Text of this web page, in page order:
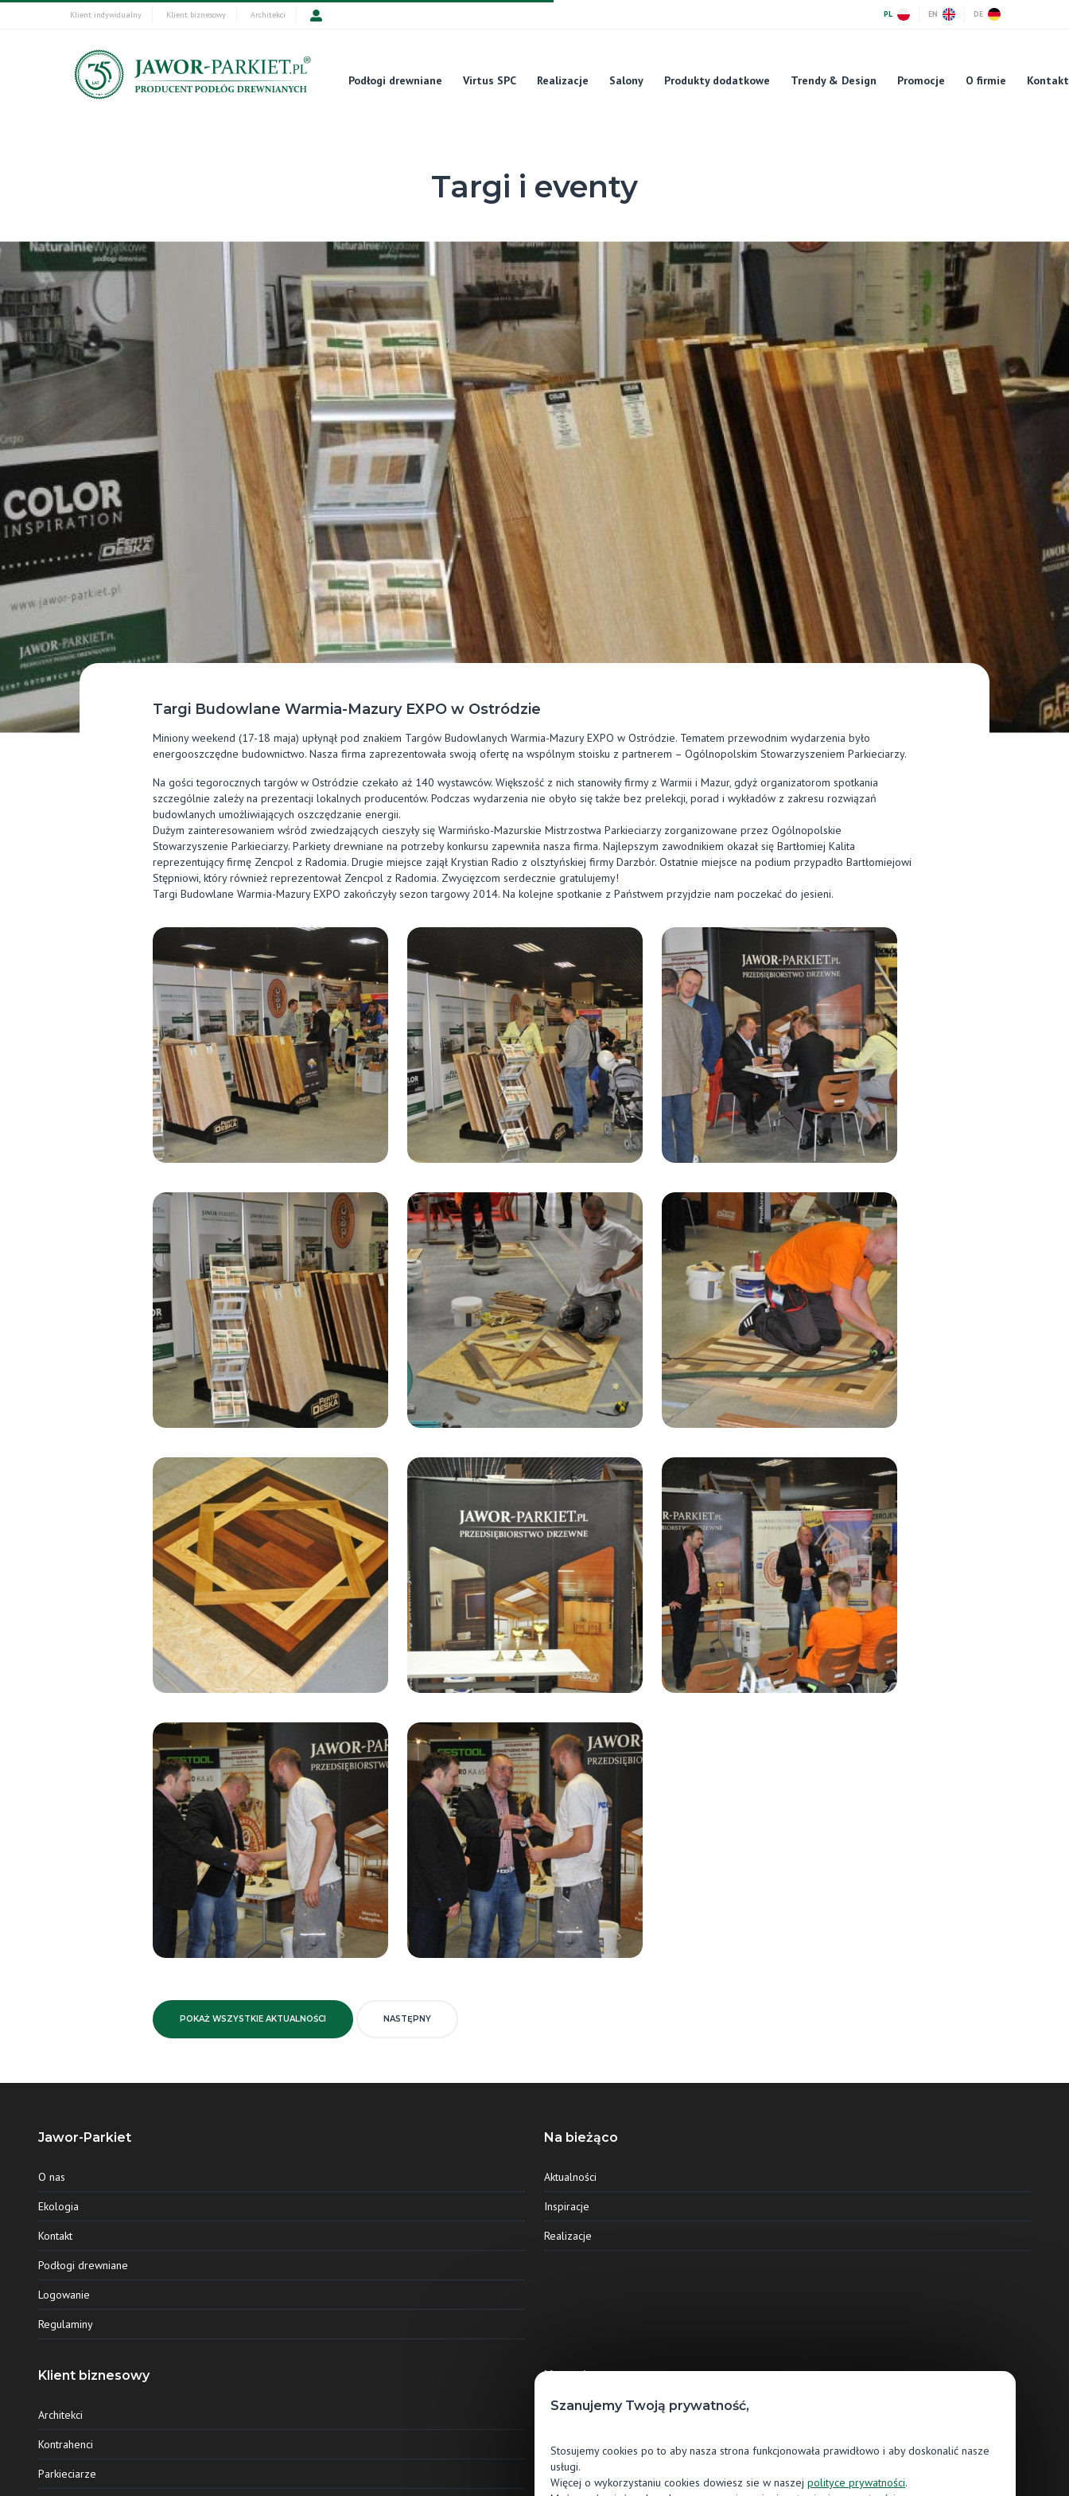
Klient indywidualny Klient biznesowy Architekci PL EN DE
Podłogi drewniane Virtus SPC Realizacje Salony Produkty dodatkowe Trendy & Design Promocje O firmie Kontakt
Targi i eventy
Start Aktualności Targi i eventy Targi Budowlane Warmia-Mazury EXPO w Ostródzie
Targi Budowlane Warmia-Mazury EXPO w Ostródzie
Miniony weekend (17-18 maja) upłynął pod znakiem Targów Budowlanych Warmia-Mazury EXPO w Ostródzie. Tematem przewodnim wydarzenia było
energooszczędne budownictwo. Nasza firma zaprezentowała swoją ofertę na wspólnym stoisku z partnerem – Ogólnopolskim Stowarzyszeniem Parkieciarzy.
Na gości tegorocznych targów w Ostródzie czekało aż 140 wystawców. Większość z nich stanowiły firmy z Warmii i Mazur, gdyż organizatorom spotkania
szczególnie zależy na prezentacji lokalnych producentów. Podczas wydarzenia nie obyło się także bez prelekcji, porad i wykładów z zakresu rozwiązań
budowlanych umożliwiających oszczędzanie energii.
Dużym zainteresowaniem wśród zwiedzających cieszyły się Warmińsko-Mazurskie Mistrzostwa Parkieciarzy zorganizowane przez Ogólnopolskie
Stowarzyszenie Parkieciarzy. Parkiety drewniane na potrzeby konkursu zapewniła nasza firma. Najlepszym zawodnikiem okazał się Bartłomiej Kalita
reprezentujący firmę Zencpol z Radomia. Drugie miejsce zajął Krystian Radio z olsztyńskiej firmy Darzbór. Ostatnie miejsce na podium przypadło Bartłomiejowi
Stępniowi, który również reprezentował Zencpol z Radomia. Zwycięzcom serdecznie gratulujemy!
Targi Budowlane Warmia-Mazury EXPO zakończyły sezon targowy 2014. Na kolejne spotkanie z Państwem przyjdzie nam poczekać do jesieni.
POKAŻ WSZYSTKIE AKTUALNOŚCI NASTĘPNY
Jawor-Parkiet
O nas
Ekologia
Kontakt
Podłogi drewniane
Logowanie
Regulaminy
Na bieżąco
Aktualności
Inspiracje
Realizacje
Klient biznesowy
Architekci
Kontrahenci
Parkieciarze
Kontakt
Jawor-Parkiet sp. z o.o.
ul. Grunwaldzka 87
13-300 Nowe Miasto Lubawskie
56 474 80 85
Szanujemy Twoją prywatność,
Stosujemy cookies po to aby nasza strona funkcjonowała prawidłowo i aby doskonalić nasze
usługi.
Więcej o wykorzystaniu cookies dowiesz sie w naszejpolityce prywatności.